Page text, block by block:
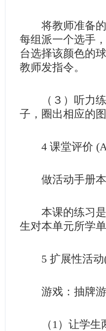
将教师准备的
每组派一个选手
台选择该颜色的
教师发指令。
（３）听力练
子，圈出相应的
4 课堂评价
做活动手册本
本课的练习是
生对本单元所学
5 扩展性活动
游戏：抽牌
（1）让学生两